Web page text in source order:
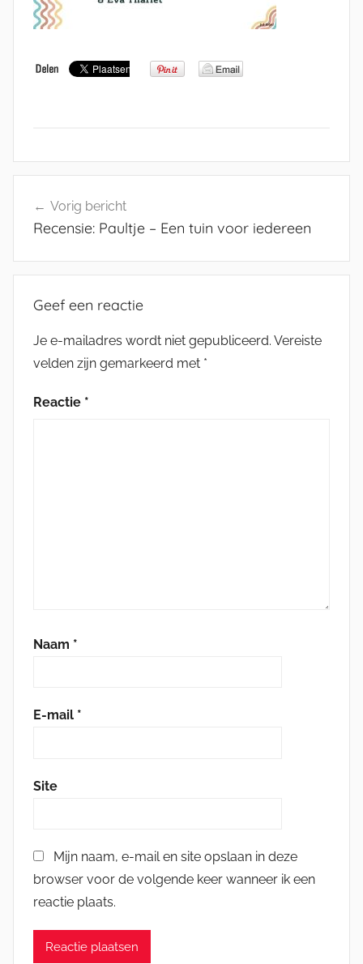
navigatie
Vorig bericht
Recensie: Paultje – Een tuin voor iedereen
Geef een reactie
Je e-mailadres wordt niet gepubliceerd. Vereiste
velden zijn gemarkeerd met *
Reactie *
Naam *
E-mail *
Site
Mijn naam, e-mail en site opslaan in deze
browser voor de volgende keer wanneer ik een
reactie plaats.